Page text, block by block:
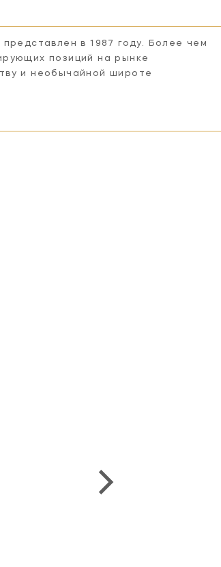
в 1987 году. Более чем
позиций на рынке
и необычайной широте